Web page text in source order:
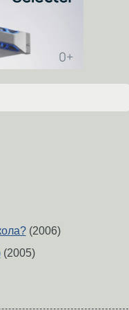
(2006)
(2005)